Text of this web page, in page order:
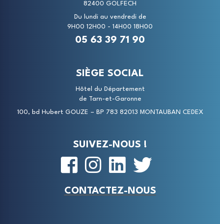
82400 GOLFECH
Du lundi au vendredi de
9H00 12H00 - 14H00 18H00
05 63 39 71 90
SIÈGE SOCIAL
Hôtel du Département
de Tarn-et-Garonne
100, bd Hubert GOUZE – BP 783 82013 MONTAUBAN CEDEX
SUIVEZ-NOUS !
CONTACTEZ-NOUS